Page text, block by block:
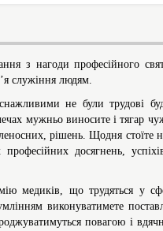
з нагоди професійного
служіння людям.
не були трудові
мужньо виносите і тягар
рішень. Щодня стоїте
досягнень,
медиків, що трудяться у
виконуватимете
повагою і